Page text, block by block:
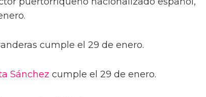
cumple el 29 de enero.
Sánchez cumple el 29 de enero.